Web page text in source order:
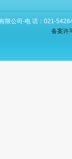
限公司-电 话：021-
备案许